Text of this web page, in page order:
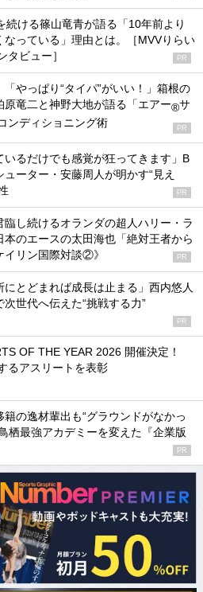
続ける篠山竜青が語る「10年前より
なっている」理由とは。［MVVりらい
タビュー］
PR
「やっぱり“タイパ”がいい！」箱根の
原竜二と神野大地が語る「エアー®サ
ンディショニング術 PR
いるだけでも感覚が狂ってきます」B
ューター・安藤周人が明かす“見え
PR
臨し続けるオランダの超人ハリー・ラ
本のエースの太田海也「絶対王者から
イリン国際対談②》
PR
にとどまれば成長は止まる」西内悠人
世代へ伝えた“挑戦する力”
PR
OF THE YEAR 2026 開催決定！
るアスリートを表彰
籍の逸材輩出も“グラウンドがなかっ
栖最強アカデミーを変えた『企業版
PR